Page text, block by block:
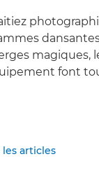
magiques,
font
les articles